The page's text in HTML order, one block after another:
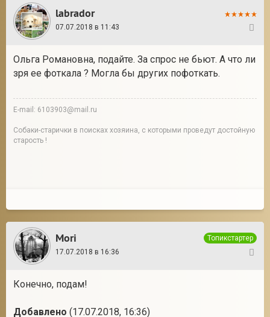
labrador
07.07.2018 в 11:43
Ольга Романовна, подайте. За спрос не бьют. А что ли
зря ее фоткала ? Могла бы других пофоткать.
E-mail: 6103903@mail.ru
Собаки-старички в поисках хозяина, с которыми проведут достойную
старость !
Mori
Топикстартер
17.07.2018 в 16:36
Конечно, подам!
Добавлено (17.07.2018, 16:36)